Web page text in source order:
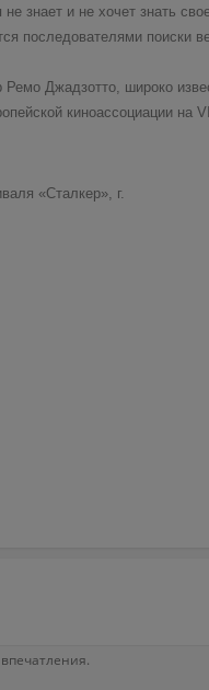
знает и не хочет знать
последователями поиски
Джадзотто, широко
киноассоциации на
«Сталкер», г.